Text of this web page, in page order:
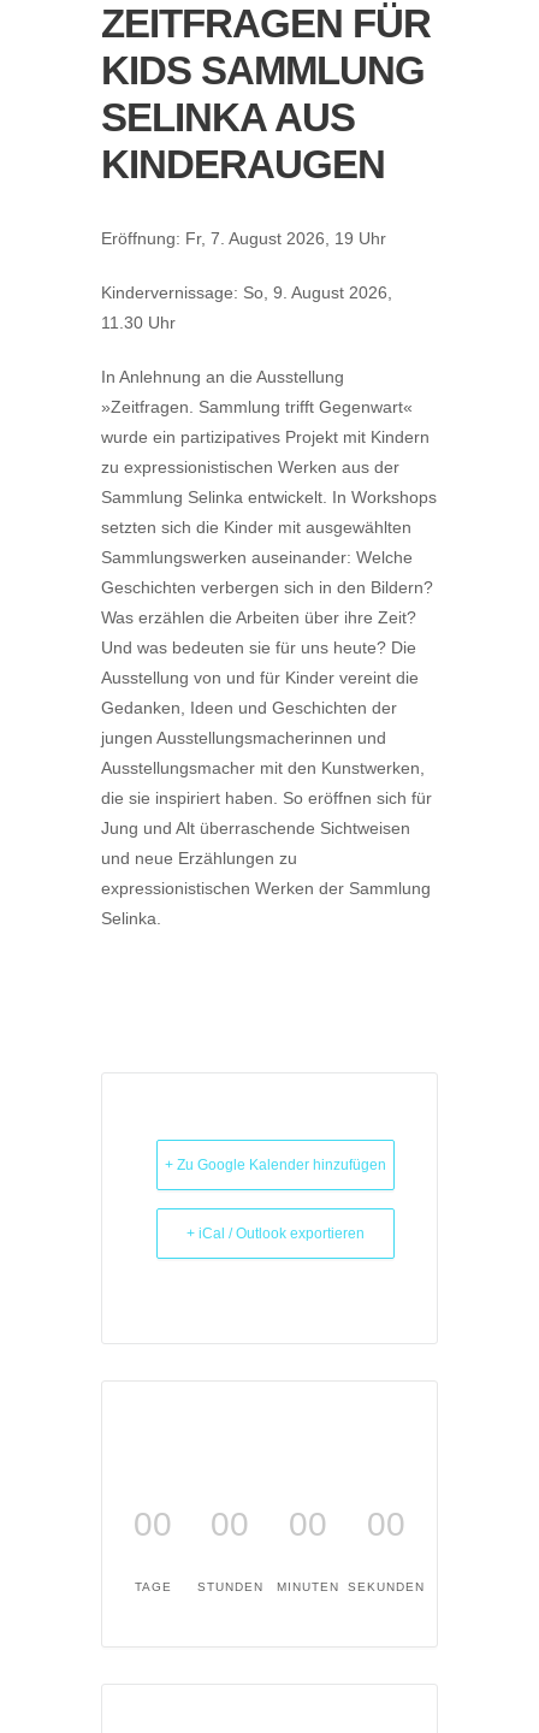
ZEITFRAGEN FÜR
KIDS SAMMLUNG
SELINKA AUS
KINDERAUGEN
Eröffnung: Fr, 7. August 2026, 19 Uhr
Kindervernissage: So, 9. August 2026,
11.30 Uhr
In Anlehnung an die Ausstellung
»Zeitfragen. Sammlung trifft Gegenwart«
wurde ein partizipatives Projekt mit Kindern
zu expressionistischen Werken aus der
Sammlung Selinka entwickelt. In Workshops
setzten sich die Kinder mit ausgewählten
Sammlungswerken auseinander: Welche
Geschichten verbergen sich in den Bildern?
Was erzählen die Arbeiten über ihre Zeit?
Und was bedeuten sie für uns heute? Die
Ausstellung von und für Kinder vereint die
Gedanken, Ideen und Geschichten der
jungen Ausstellungsmacherinnen und
Ausstellungsmacher mit den Kunstwerken,
die sie inspiriert haben. So eröffnen sich für
Jung und Alt überraschende Sichtweisen
und neue Erzählungen zu
expressionistischen Werken der Sammlung
Selinka.
+ Zu Google Kalender hinzufügen
+ iCal / Outlook exportieren
00
TAGE
00
STUNDEN
00
MINUTEN
00
SEKUNDEN